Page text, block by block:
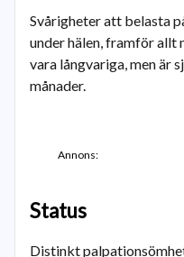
Svårigheter att belasta
under hälen, framför allt
vara långvariga, men är
månader.
Annons:
Status
Distinkt